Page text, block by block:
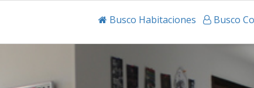
Busco Habitaciones Busco